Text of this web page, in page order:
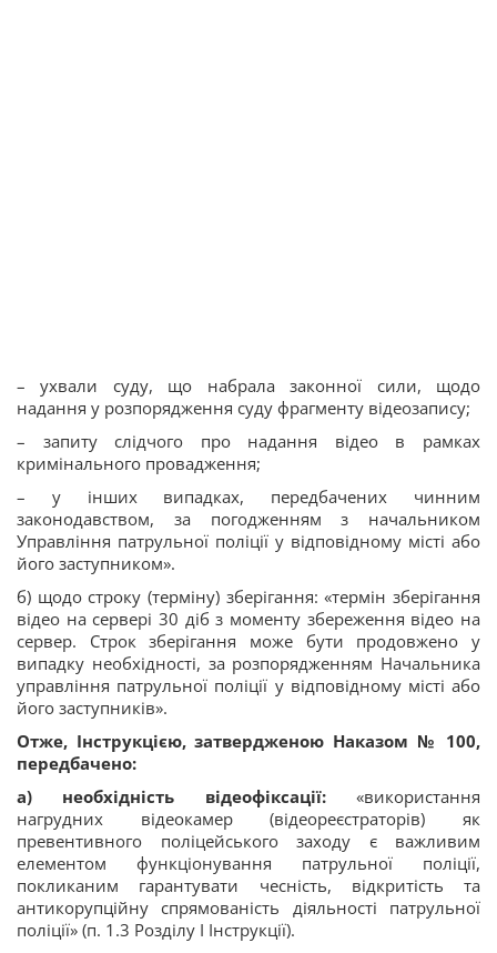
– ухвали суду, що набрала законної сили, щодо
надання у розпорядження суду фрагменту відеозапису;
– запиту слідчого про надання відео в рамках
кримінального провадження;
– у інших випадках, передбачених чинним
законодавством, за погодженням з начальником
Управління патрульної поліції у відповідному місті або
його заступником».
б) щодо строку (терміну) зберігання: «термін зберігання
відео на сервері 30 діб з моменту збереження відео на
сервер. Строк зберігання може бути продовжено у
випадку необхідності, за розпорядженням Начальника
управління патрульної поліції у відповідному місті або
його заступників».
Отже, Інструкцією, затвердженою Наказом № 100,
передбачено:
а) необхідність відеофіксації:«використання
нагрудних відеокамер (відеореєстраторів) як
превентивного поліцейського заходу є важливим
елементом функціонування патрульної поліції,
покликаним гарантувати чесність, відкритість та
антикорупційну спрямованість діяльності патрульної
поліції» (п. 1.3 Розділу І Інструкції).